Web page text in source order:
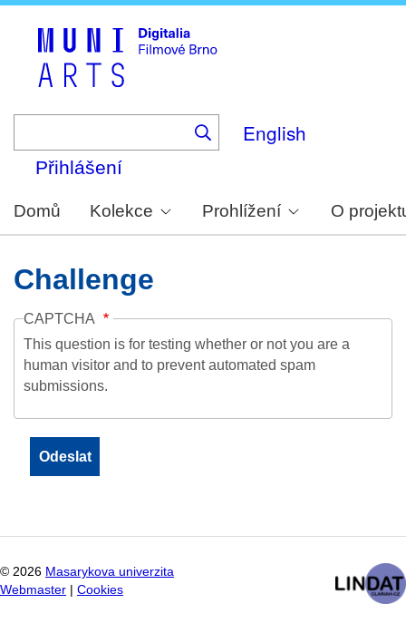
English
Přihlášení
Domů Kolekce Prohlížení O
Challenge
CAPTCHA
This question is for testing whether or not you are a
human visitor and to prevent automated spam
submissions.
© 2026 Masarykova univerzita
Webmaster
Cookies